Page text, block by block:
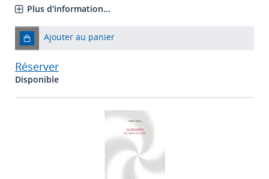
Plus d'information...
Ajouter au panier
Réserver
Disponible